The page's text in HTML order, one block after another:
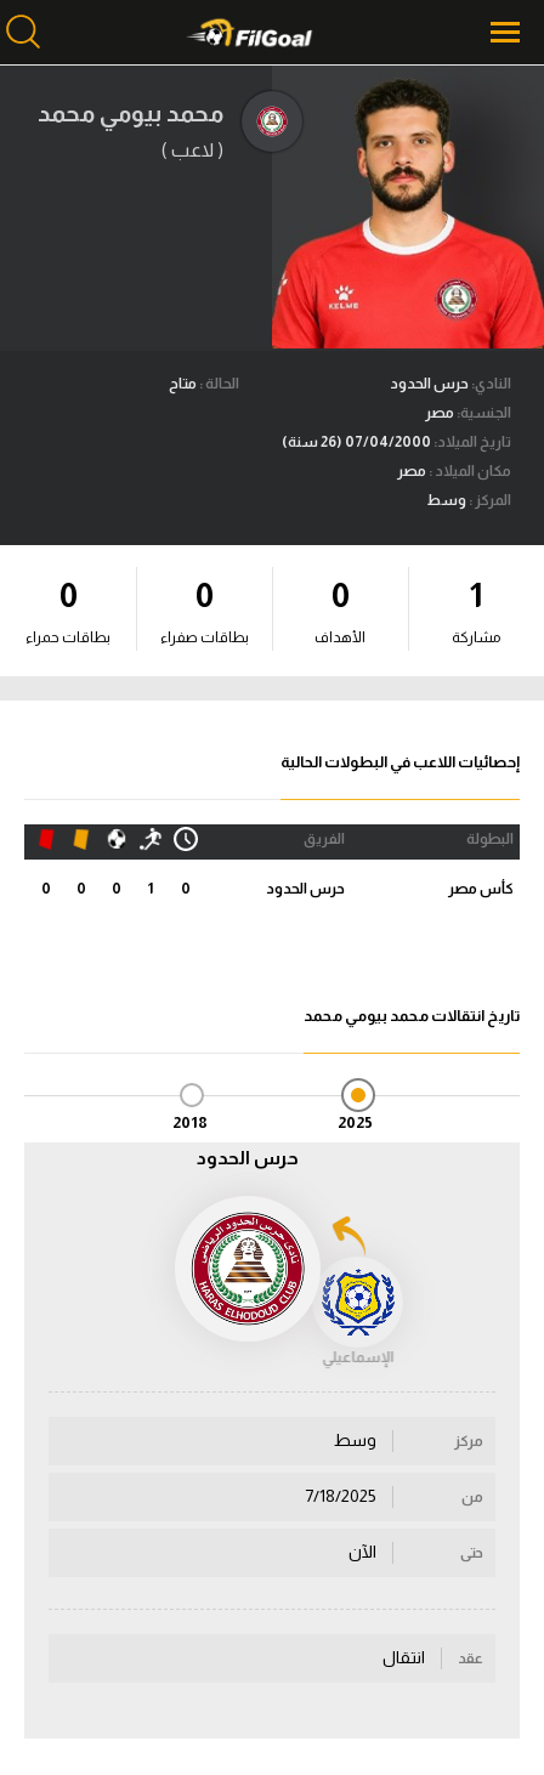
محتوى إخباري
الرئيسية
أخبار
مباريات
ميركاتو
فانتازي في الجول
مسابقة التوقعات
فيديوهات
آراء حرة
ركن الألعاب
الدوري المصري
الدوري الإنجليزي الممتاز
الدوري الألماني
الدوري الفرنسي
دوري أبطال إفريقيا
أقسام
الكرة الإفريقية
منتخب مصر
سعودي في الجول
محمد بيومي محمد
( لاعب )
النادي: حرس الحدود
الجنسية: مصر
تاريخ الميلاد:
مكان الميلاد : مصر
المركز : وسط
الحالة : متاح
1
مشاركة
0
الأهداف
0
بطاقات صفراء
0
بطاقات حمراء
إحصائيات اللاعب في البطولات الحالية
البطولة الفريق
كأس مصر حرس الحدود 0
1
0
0
0
تاريخ انتقالات محمد بيومي محمد
2025
2018
حرس الحدود
الإسماعيلي
مركز وسط
من
حتى الآن
عقد انتقال